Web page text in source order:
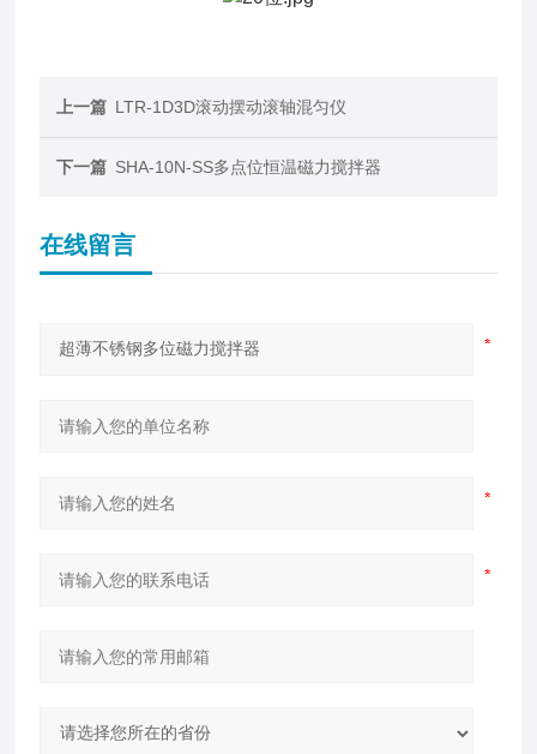
上一篇 LTR-1D3D滚动摆动滚轴混匀仪
下一篇 SHA-10N-SS多点位恒温磁力搅拌器
在线留言